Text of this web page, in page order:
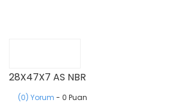
28X47X7 AS NBR
(0) Yorum - 0 Puan